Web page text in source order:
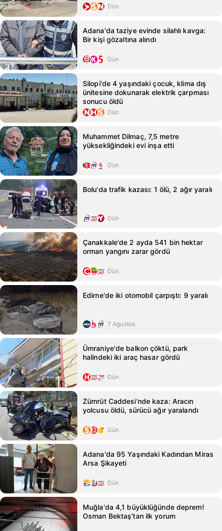
Dün
Adana'da taziye evinde silahlı kavga:
Bir kişi gözaltına alındı
Dün
Silopi'de 4 yaşındaki çocuk, klima dış
ünitesine dokunarak elektrik çarpması
sonucu öldü
Dün
Muhammet Dilmaç, 7,5 metre
yüksekliğindeki evi inşa etti
Dün
Bolu'da trafik kazası: 1 ölü, 2 ağır yaralı
Dün
Çanakkale'de 2 ayda 541 bin hektar
orman yangını zarar gördü
Dün
Edirne'de iki otomobil çarpıştı: 9 yaralı
7 Ağustos
Ümraniye'de balkon çöktü, park
halindeki iki araç hasar gördü
Dün
Zümrüt Caddesi'nde kaza: Aracın
yolcusu öldü, sürücü ağır yaralandı
Dün
Adana'da 95 Yaşındaki Kadından Miras
Arsa Şikayeti
Dün
Muğla'da 4,1 büyüklüğünde deprem!
Osman Bektaş'tan ilk yorum